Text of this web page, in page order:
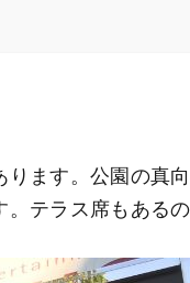
ます。公園の真向
。テラス席もある